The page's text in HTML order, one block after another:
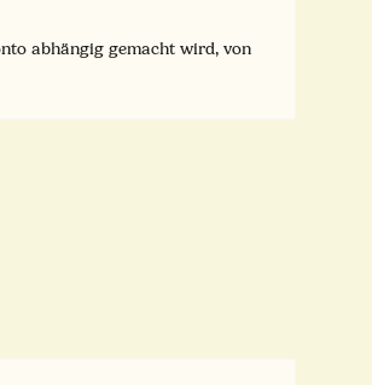
abhängig gemacht wird, von